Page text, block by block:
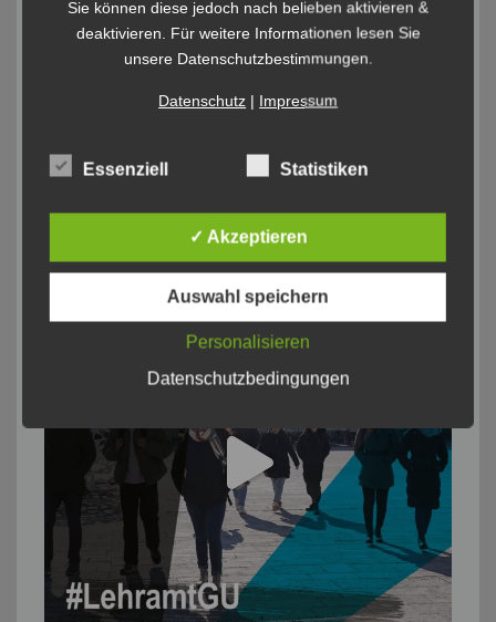
Sie können diese jedoch nach belieben aktivieren &
deaktivieren. Für weitere Informationen lesen Sie
unsere Datenschutzbestimmungen.
Datenschutz| Impressum
Essenziell Statistiken
✓ Akzeptieren
Auswahl speichern
Personalisieren
Datenschutzbedingungen